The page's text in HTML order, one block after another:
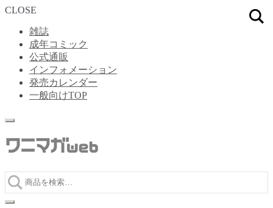
CLOSE
雑誌
成年コミック
公式通販
インフォメーション
発売カレンダー
一般向けTOP
ナ
ゲ
ー
ョ
ン
コ
テ
ン
へ
ス